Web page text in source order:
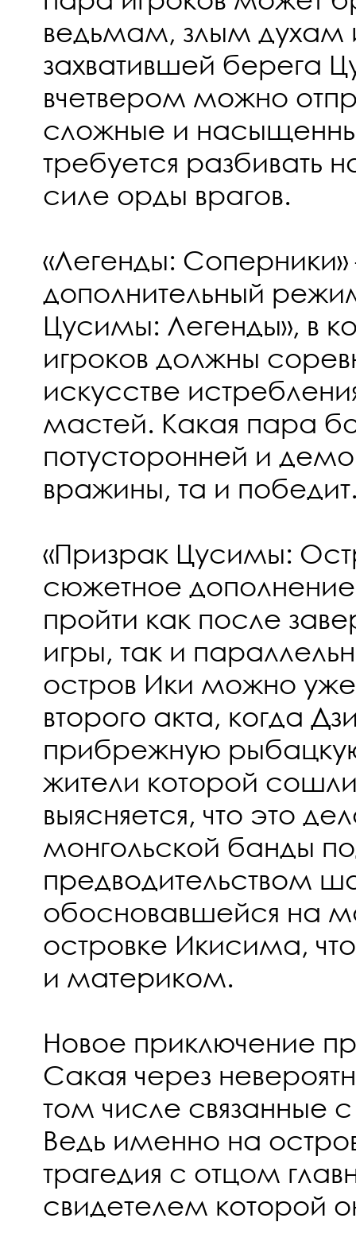
ведьмам, злым духам
захватившей берега
вчетвером можно
сложные и
требуется разбивать
силе орды врагов.
«Легенды:
дополнительный
Цусимы: Легенды», в
игроков должны
искусстве
мастей. Какая пара
потусторонней и
вражины, та и
«Призрак Цусимы:
сюжетное
пройти как после
игры, так и
остров Ики можно
второго акта, когда
прибрежную
жители которой
выясняется, что это
монгольской банды
предводительством
обосновавшейся на
островке Икисима,
и материком.
Новое приключение
Сакая через
том числе связанные
Ведь именно на
трагедия с отцом
свидетелем которой